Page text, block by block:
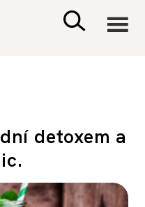
DĚTI
detoxem a